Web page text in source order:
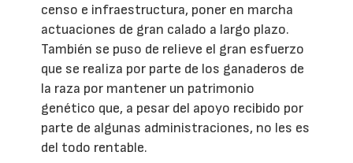
censo e infraestructura, poner en marcha
actuaciones de gran calado a largo plazo.
También se puso de relieve el gran esfuerzo
que se realiza por parte de los ganaderos de
la raza por mantener un patrimonio
genético que, a pesar del apoyo recibido por
parte de algunas administraciones, no les es
del todo rentable.